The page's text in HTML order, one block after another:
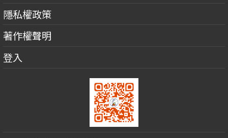
隱私權政策
著作權聲明
登入